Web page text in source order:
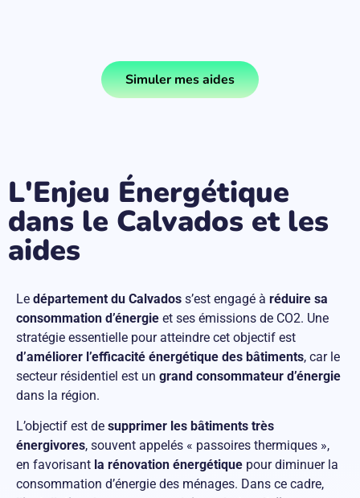
Simuler mes aides
L'Enjeu Énergétique
dans le Calvados et les
aides
Le département du Calvados s’est engagé à réduire sa
consommation d’énergie et ses émissions de CO2. Une
stratégie essentielle pour atteindre cet objectif est
d’améliorer l’efficacité énergétique des bâtiments, car le
secteur résidentiel est un grand consommateur d’énergie
dans la région.
L’objectif est de supprimer les bâtiments très
énergivores, souvent appelés « passoires thermiques »,
en favorisant la rénovation énergétique pour diminuer la
consommation d’énergie des ménages. Dans ce cadre,